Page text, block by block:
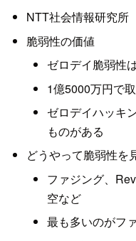
NTT社会情報研究所
脆弱性の価値
ゼロデイ脆弱性
1億5000万円で
ゼロデイハッキ
ものがある
どうやって脆弱性を
ファジング、
空など
最も多いのがフ